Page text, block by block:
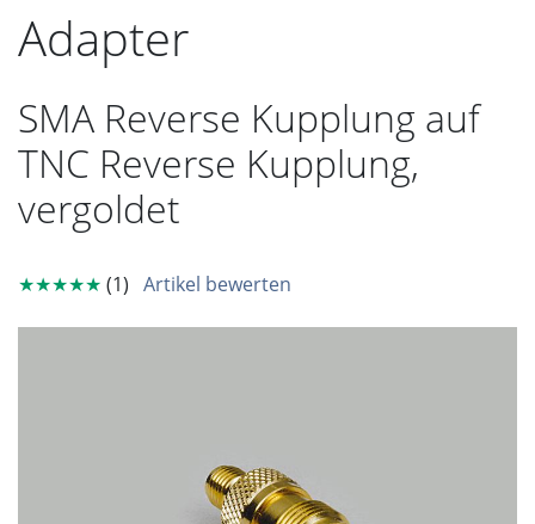
Adapter
SMA Reverse Kupplung auf
TNC Reverse Kupplung,
vergoldet
★★★★★ (1) Artikel bewerten